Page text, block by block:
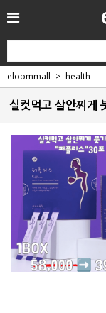
eloommall health
실컷먹고 살안찌게